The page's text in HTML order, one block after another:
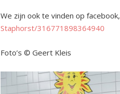
We zijn ook te vinden op
Staphorst/316771898364940
Foto’s © Geert Kleis